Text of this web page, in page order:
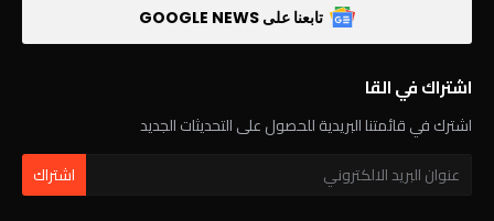
تابعنا على GOOGLE NEWS
اشتراك في القا
اشترك في قائمتنا البريدية للحصول على التحديثات الجديد